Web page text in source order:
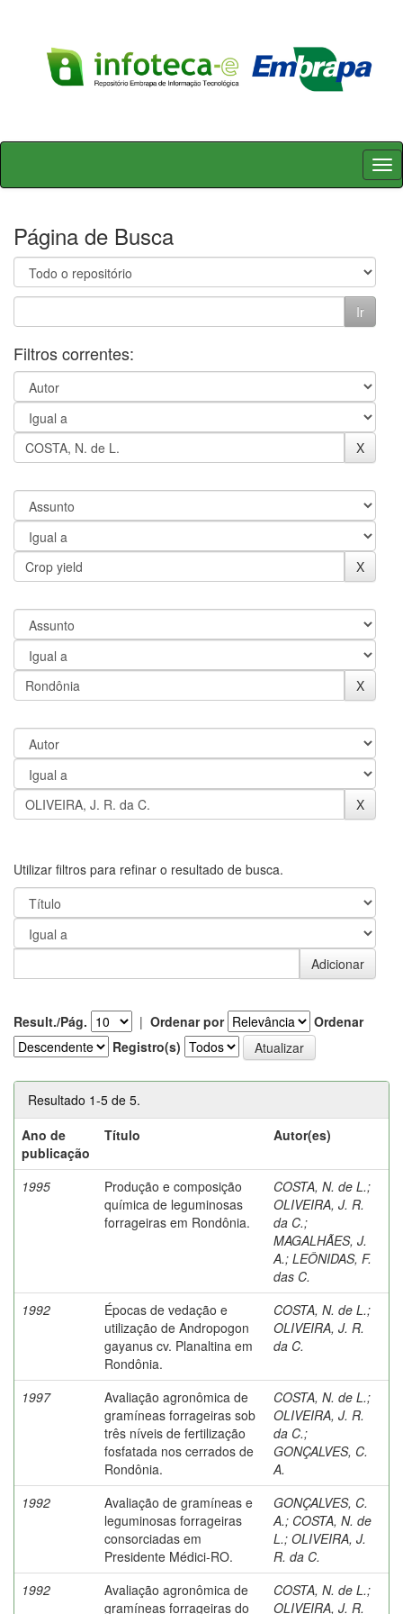
Skip
Página de Busca
Filtros correntes:
Utilizar filtros para refinar o resultado de busca.
Result./Pág. | Ordenar por
Ordenar
Registro(s)
Resultado 1-5 de 5.
Ano de
publicação
Título Autor(es)
1995
Produção e composição
química de leguminosas
forrageiras em Rondônia.
COSTA, N. de L.;
OLIVEIRA, J. R.
da C.;
MAGALHÃES, J.
A.; LEÔNIDAS, F.
das C.
1992
Épocas de vedação e
utilização de Andropogon
gayanus cv. Planaltina em
Rondônia.
COSTA, N. de L.;
OLIVEIRA, J. R.
da C.
1997
Avaliação agronômica de
gramíneas forrageiras sob
três níveis de fertilização
fosfatada nos cerrados de
Rondônia.
COSTA, N. de L.;
OLIVEIRA, J. R.
da C.;
GONÇALVES, C.
A.
1992
Avaliação de gramíneas e
leguminosas forrageiras
consorciadas em
Presidente Médici-RO.
GONÇALVES, C.
A.; COSTA, N. de
L.; OLIVEIRA, J.
R. da C.
1992
Avaliação agronômica de
gramíneas forrageiras do
COSTA, N. de L.;
OLIVEIRA, J. R.